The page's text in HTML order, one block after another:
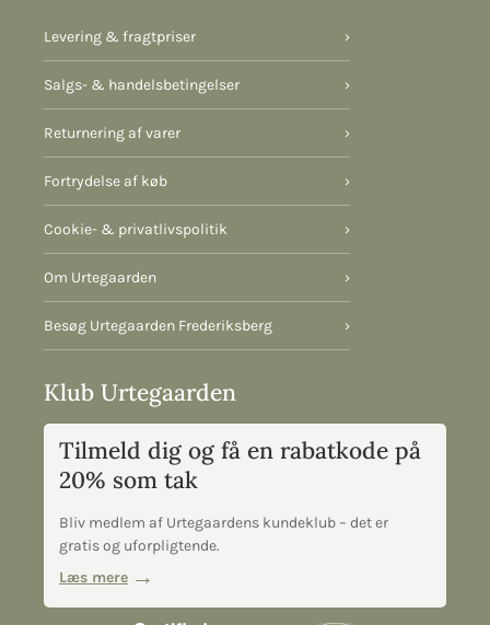
Levering & fragtpriser ›
Salgs- & handelsbetingelser ›
Returnering af varer ›
Fortrydelse af køb ›
Cookie- & privatlivspolitik ›
Om Urtegaarden ›
Besøg Urtegaarden Frederiksberg ›
Klub Urtegaarden
Tilmeld dig og få en rabatkode på
20% som tak
Bliv medlem af Urtegaardens kundeklub – det er
gratis og uforpligtende.
Læs mere